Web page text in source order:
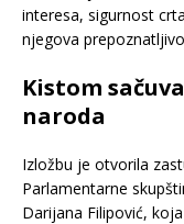
interesa, sigurnost
njegova
Kistom
naroda
Izložbu je otvorila
Parlamentarne
Darijana Filipović,